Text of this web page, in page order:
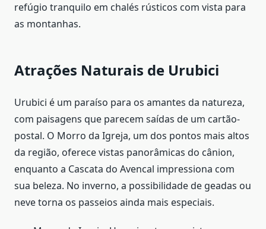
refúgio tranquilo em chalés rústicos com vista para
as montanhas.
Atrações Naturais de Urubici
Urubici é um paraíso para os amantes da natureza,
com paisagens que parecem saídas de um cartão-
postal. O Morro da Igreja, um dos pontos mais altos
da região, oferece vistas panorâmicas do cânion,
enquanto a Cascata do Avencal impressiona com
sua beleza. No inverno, a possibilidade de geadas ou
neve torna os passeios ainda mais especiais.